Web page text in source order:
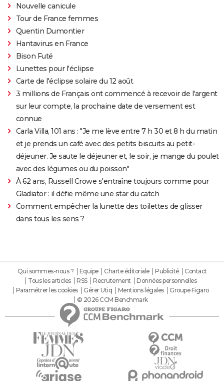
Nouvelle canicule
Tour de France femmes
Quentin Dumontier
Hantavirus en France
Bison Futé
Lunettes pour l'éclipse
Carte de l'éclipse solaire du 12 août
3 millions de Français ont commencé à recevoir de l'argent
sur leur compte, la prochaine date de versement est
connue
Carla Villa, 101 ans : "Je me lève entre 7 h 30 et 8 h du matin
et je prends un café avec des petits biscuits au petit-
déjeuner. Je saute le déjeuner et, le soir, je mange du poulet
avec des légumes ou du poisson"
À 62 ans, Russell Crowe s'entraîne toujours comme pour
Gladiator : il défie même une star du catch
Comment empêcher la lunette des toilettes de glisser
dans tous les sens ?
Qui sommes-nous ? Equipe Charte éditoriale Publicité
Contact
Tous les articles
RSS Recrutement
Données personnelles
Paramétrer les cookies
Gérer Utiq Mentions légales
Groupe Figaro
© 2026 CCM Benchmark